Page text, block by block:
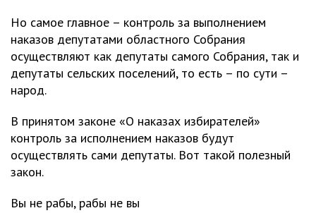
Но самое главное – контроль за выполнением
наказов депутатами областного Собрания
осуществляют как депутаты самого Собрания, так и
депутаты сельских поселений, то есть – по сути –
народ.
В принятом законе «О наказах избирателей»
контроль за исполнением наказов будут
осуществлять сами депутаты. Вот такой полезный
закон.
Вы не рабы, рабы не вы